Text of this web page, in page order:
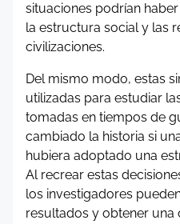
situaciones podrían
la estructura social y las
civilizaciones.
Del mismo modo, estas
utilizadas para estudiar
tomadas en tiempos de
cambiado la historia si
hubiera adoptado una
Al recrear estas
los investigadores
resultados y obtener